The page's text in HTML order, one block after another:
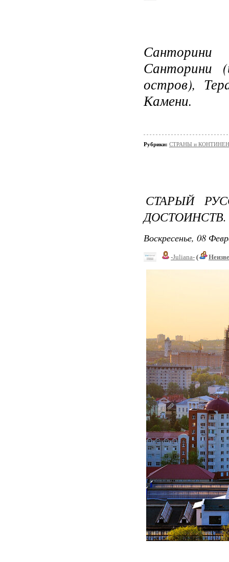
Санторини
остров),
Камени.
Рубрики: СТРАНЫ и
СТАРЫЙ
Воскресенье, 08
-Juliana- (